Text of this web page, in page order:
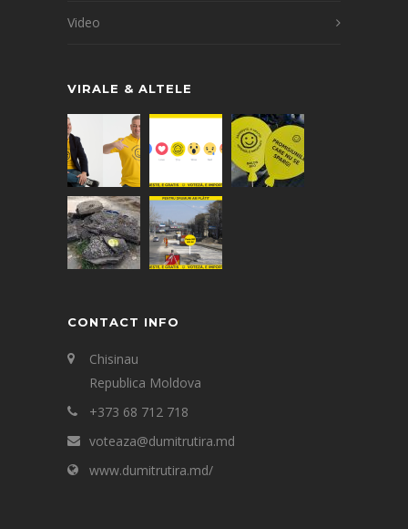
Video
VIRALE & ALTELE
CONTACT INFO
Chisinau
Republica Moldova
+373 68 712 718
voteaza@dumitrutira.md
www.dumitrutira.md/